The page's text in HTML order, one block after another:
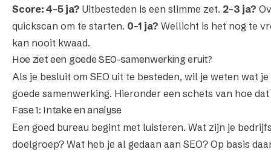
Score: 4-5 ja? Uitbesteden is een slimme zet. 2-3 ja?
quickscan om te starten. 0-1 ja? Wellicht is het nog te
kan nooit kwaad.
Hoe ziet een goede SEO-samenwerking eruit?
Als je besluit om SEO uit te besteden, wil je weten wat
goede samenwerking. Hieronder een schets van hoe
Fase 1: Intake en analyse
Een goed bureau begint met luisteren. Wat zijn je
doelgroep? Wat heb je al gedaan aan SEO? Op basis